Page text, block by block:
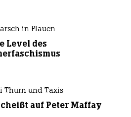
in Plauen
Level des
Thurn und Taxis
auf Peter Maffay